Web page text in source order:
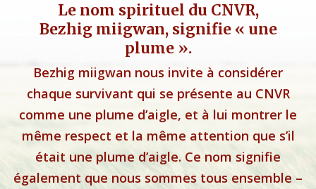
Le nom spirituel du CNVR,
Bezhig miigwan, signifie « une
plume ».
Bezhig miigwan nous invite à considérer
chaque survivant qui se présente au CNVR
comme une plume d’aigle, et à lui montrer le
même respect et la même attention que s’il
était une plume d’aigle. Ce nom signifie
également que nous sommes tous ensemble –